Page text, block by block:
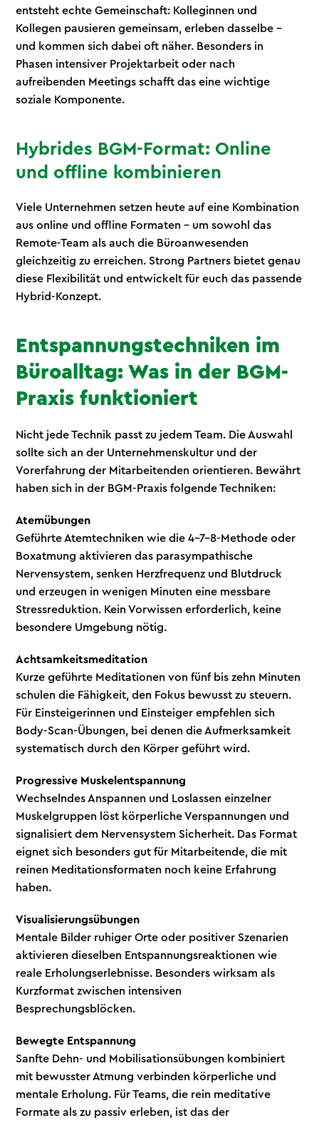
entsteht echte Gemeinschaft: Kolleginnen und
Kollegen pausieren gemeinsam, erleben dasselbe -
und kommen sich dabei oft näher. Besonders in
Phasen intensiver Projektarbeit oder nach
aufreibenden Meetings schafft das eine wichtige
soziale Komponente.
Hybrides BGM-Format: Online
und offline kombinieren
Viele Unternehmen setzen heute auf eine Kombination
aus online und offline Formaten - um sowohl das
Remote-Team als auch die Büroanwesenden
gleichzeitig zu erreichen. Strong Partners bietet genau
diese Flexibilität und entwickelt für euch das passende
Hybrid-Konzept.
Entspannungstechniken im
Büroalltag: Was in der BGM-
Praxis funktioniert
Nicht jede Technik passt zu jedem Team. Die Auswahl
sollte sich an der Unternehmenskultur und der
Vorerfahrung der Mitarbeitenden orientieren. Bewährt
haben sich in der BGM-Praxis folgende Techniken:
Atemübungen
Geführte Atemtechniken wie die 4-7-8-Methode oder
Boxatmung aktivieren das parasympathische
Nervensystem, senken Herzfrequenz und Blutdruck
und erzeugen in wenigen Minuten eine messbare
Stressreduktion. Kein Vorwissen erforderlich, keine
besondere Umgebung nötig.
Achtsamkeitsmeditation
Kurze geführte Meditationen von fünf bis zehn Minuten
schulen die Fähigkeit, den Fokus bewusst zu steuern.
Für Einsteigerinnen und Einsteiger empfehlen sich
Body-Scan-Übungen, bei denen die Aufmerksamkeit
systematisch durch den Körper geführt wird.
Progressive Muskelentspannung
Wechselndes Anspannen und Loslassen einzelner
Muskelgruppen löst körperliche Verspannungen und
signalisiert dem Nervensystem Sicherheit. Das Format
eignet sich besonders gut für Mitarbeitende, die mit
reinen Meditationsformaten noch keine Erfahrung
haben.
Visualisierungsübungen
Mentale Bilder ruhiger Orte oder positiver Szenarien
aktivieren dieselben Entspannungsreaktionen wie
reale Erholungserlebnisse. Besonders wirksam als
Kurzformat zwischen intensiven
Besprechungsblöcken.
Bewegte Entspannung
Sanfte Dehn- und Mobilisationsübungen kombiniert
mit bewusster Atmung verbinden körperliche und
mentale Erholung. Für Teams, die rein meditative
Formate als zu passiv erleben, ist das der